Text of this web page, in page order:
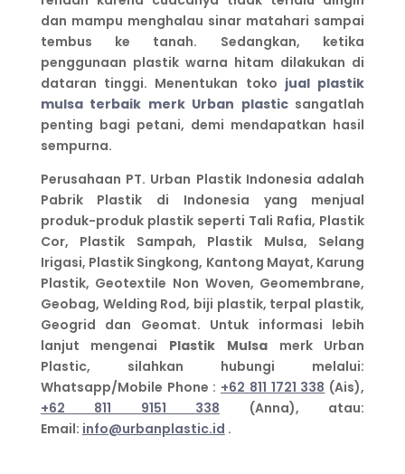
dan mampu menghalau sinar matahari sampai
tembus ke tanah. Sedangkan, ketika
penggunaan plastik warna hitam dilakukan di
dataran tinggi. Menentukan toko jual plastik
mulsa terbaik merk Urban plastic sangatlah
penting bagi petani, demi mendapatkan hasil
sempurna.
Perusahaan PT. Urban Plastik Indonesia adalah
Pabrik Plastik di Indonesia yang menjual
produk-produk plastik seperti Tali Rafia, Plastik
Cor, Plastik Sampah, Plastik Mulsa, Selang
Irigasi, Plastik Singkong, Kantong Mayat, Karung
Plastik, Geotextile Non Woven, Geomembrane,
Geobag, Welding Rod, biji plastik, terpal plastik,
Geogrid dan Geomat. Untuk informasi lebih
lanjut mengenai Plastik Mulsamerk Urban
Plastic, silahkan hubungi melalui:
Whatsapp/Mobile Phone : +62 811 1721 338 (Ais),
+62 811 9151 338 (Anna), atau:
Email: info@urbanplastic.id .